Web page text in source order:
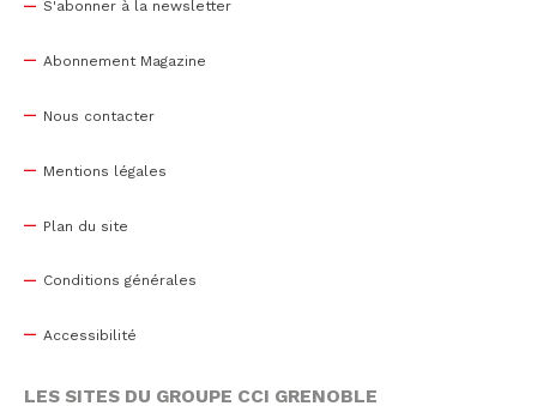
S'abonner à la newsletter
Abonnement Magazine
Nous contacter
Mentions légales
Plan du site
Conditions générales
Accessibilité
LES SITES DU GROUPE CCI GRENOBLE